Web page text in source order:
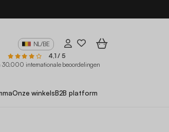
NL/BE
4,1 / 5
30.000 internationale beoordelingen
Onze winkelsB2B platform